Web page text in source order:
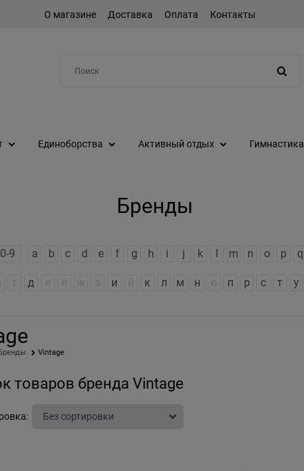
О магазине Доставка Оплата Контакты
Единоборства Активный отдых Гимнастика
Бренды
0-9 a b c d e f g h i j k m n o p q
д и к л м н п р с т у
Vintage
товаров бренда Vintage